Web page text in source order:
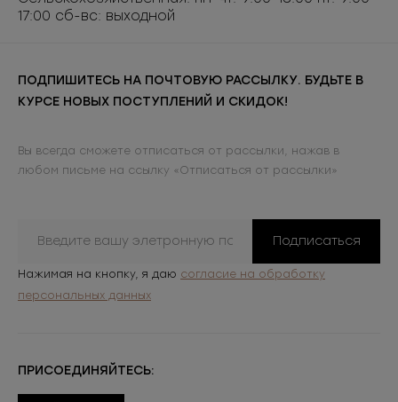
17:00 сб-вс: выходной
ПОДПИШИТЕСЬ НА ПОЧТОВУЮ РАССЫЛКУ. БУДЬТЕ В
КУРСЕ НОВЫХ ПОСТУПЛЕНИЙ И СКИДОК!
Вы всегда сможете отписаться от рассылки, нажав в
любом письме на ссылку «Отписаться от рассылки»
Подписаться
Нажимая на кнопку, я даю согласие на обработку
персональных данных
ПРИСОЕДИНЯЙТЕСЬ: